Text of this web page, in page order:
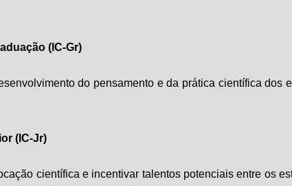
(IC-Gr)
do pensamento e da prática científica
(IC-Jr)
científica e incentivar talentos potenciais entre os